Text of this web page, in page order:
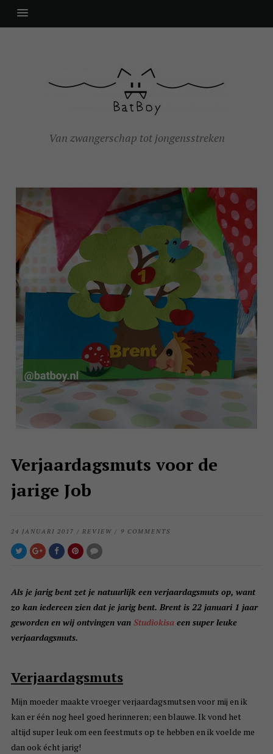
Van zwangerschap tot jongensstreken
Verjaardagsmuts voor de
jarige Job
24 JANUARI 2017 / REVIEW / 9 COMMENTS
Als je jarig bent zet je natuurlijk een verjaardagsmuts op, want
zo kan iedereen zien dat je jarig bent. Brent is 22 januari 1 jaar
geworden en wij ontvingen van Studiokisaeen super leuke
verjaardagsmuts.
Verjaardagsmuts
Mijn moeder maakte vroeger verjaardagsmutsen voor mij en ik
kan er één nog heel goed herinneren; een blauwe. Ik vond het
altijd super leuk om een feestmuts op te hebben en ik voelde me
dan ook écht jarig!